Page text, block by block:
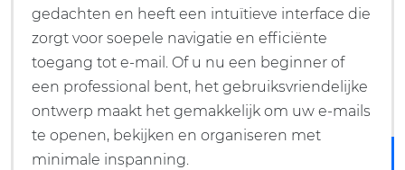
gedachten en heeft een intuïtieve interface die
zorgt voor soepele navigatie en efficiënte
toegang tot e-mail. Of u nu een beginner of
een professional bent, het gebruiksvriendelijke
ontwerp maakt het gemakkelijk om uw e-mails
te openen, bekijken en organiseren met
minimale inspanning.